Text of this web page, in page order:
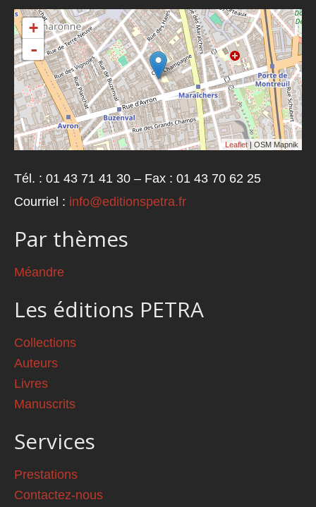
+
-
Leaflet | OSM Mapnik
Tél. : 01 43 71 41 30 – Fax : 01 43 70 62 25
Courriel : info@editionspetra.fr
Par thèmes
Méandre
Les éditions PETRA
Collections
Auteurs
Livres
Manuscrits
Services
Prestations
Contactez-nous